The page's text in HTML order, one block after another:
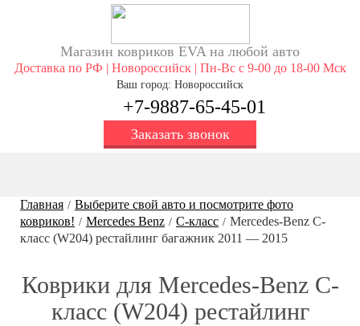
Магазин ковриков EVA ​на любой авто
Доставка по РФ | Новороссийск | Пн-Вс с 9-00 до 18-00 Мск
Ваш город: Новороссийск
+7-9887-65-45-01
Заказать звонок
Главная / Выберите свой авто и посмотрите фото
ковриков! / Mercedes Benz / C-класс / Mercedes-Benz С-
класс (W204) рестайлинг багажник 2011 — 2015
Коврики для Mercedes-Benz С-
класс (W204) рестайлинг